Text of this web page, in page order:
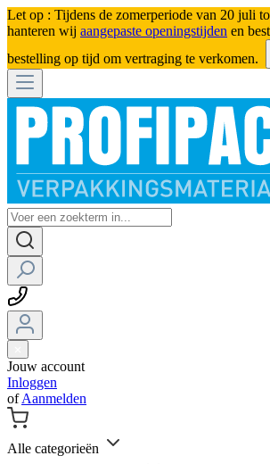
Let op : Tijdens de zomerperiode van 20 juli
hanteren wij aangepaste openingstijden en
bestelling op tijd om vertraging te verkomen.
Jouw account
Inloggen
ofAanmelden
Alle categorieën